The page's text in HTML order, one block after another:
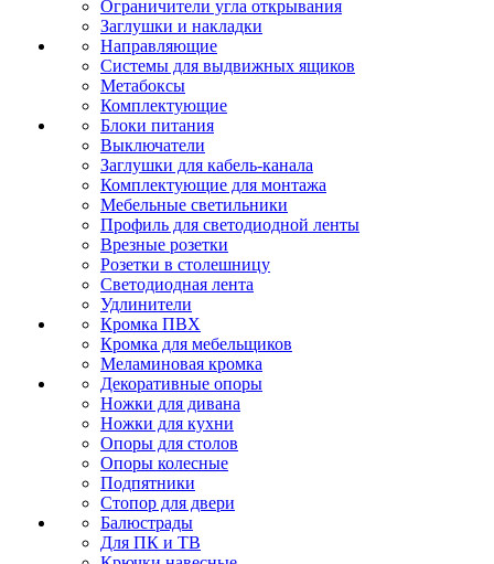
Ограничители угла открывания
Заглушки и накладки
Направляющие
Системы для выдвижных ящиков
Метабоксы
Комплектующие
Блоки питания
Выключатели
Заглушки для кабель-канала
Комплектующие для монтажа
Мебельные светильники
Профиль для светодиодной ленты
Врезные розетки
Розетки в столешницу
Светодиодная лента
Удлинители
Кромка ПВХ
Кромка для мебельщиков
Меламиновая кромка
Декоративные опоры
Ножки для дивана
Ножки для кухни
Опоры для столов
Опоры колесные
Подпятники
Стопор для двери
Балюстрады
Для ПК и ТВ